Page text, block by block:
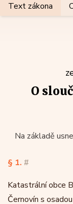
Text zákona
O
Na základě
§ 1. #
Katastrální obce
Černovín s